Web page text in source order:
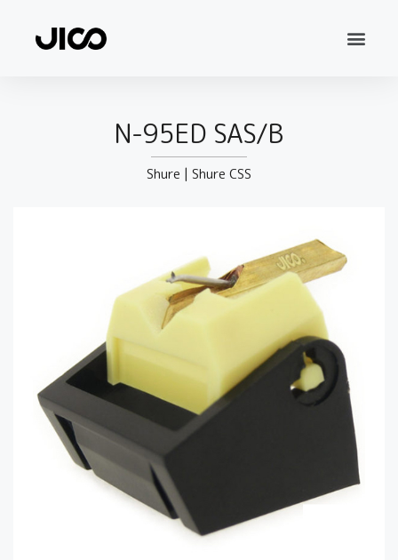
N-95ED SAS/B
Shure | Shure CSS